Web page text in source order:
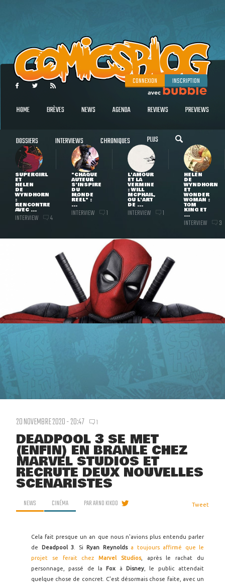
CONNEXION INSCRIPTION
HOME BRÈVES NEWS AGENDA REVIEWS PREVIEWS
DOSSIERS INTERVIEWS CHRONIQUES PLUS
SUPERGIRL
ET
HELEN
DE
WYNDHORN
:
RENCONTRE
AVEC ...
INTERVIEW 4
"CHAQUE
AUTEUR
S'INSPIRE
DU
MONDE
RÉEL" :
...
INTERVIEW 1
L'AMOUR
ET LA
VERMINE
: WILL
MCPHAIL,
OU L'ART
DE ...
INTERVIEW 1
HELEN
DE
WYNDHORN
ET
WONDER
WOMAN :
TOM
KING ET
...
INTERVIEW 3
20 NOVEMBRE 2020 - 20:47 1
DEADPOOL 3 SE MET
(ENFIN) EN BRANLE CHEZ
MARVEL STUDIOS ET
RECRUTE DEUX NOUVELLES
SCÉNARISTES
NEWS CINÉMA PARARNO KIKOO Tweet
Cela fait presque un an que nous n'avions plus entendu parler
de
Deadpool 3 . Si Ryan Reynolds a toujours affirmé que le
projet se ferait chezMarvel Studios, après le rachat du
personnage, passé de la Fox à Disney , le public attendait
quelque chose de concret. C'est désormais chose faite, avec un